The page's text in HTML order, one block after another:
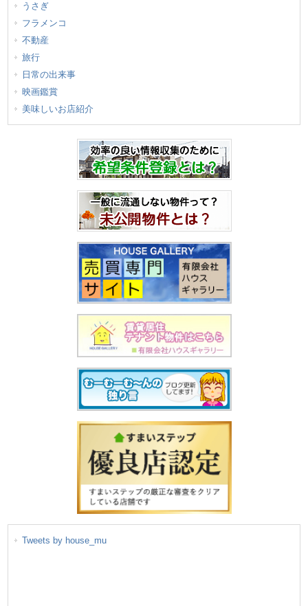
うさぎ
フラメンコ
不動産
旅行
日常の出来事
映画鑑賞
美味しいお店紹介
Tweets by house_mu